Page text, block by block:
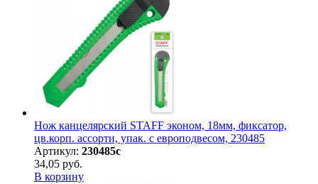
Нож канцелярский STAFF эконом, 18мм, фиксатор,
цв.корп. ассорти, упак. с европодвесом, 230485
Артикул: 230485с
34,05 руб.
В корзину